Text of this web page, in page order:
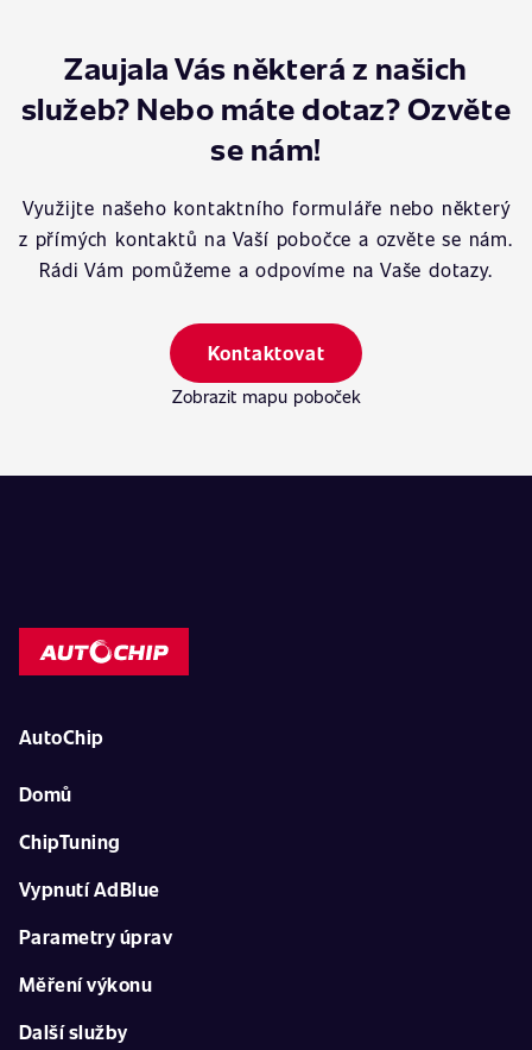
Zaujala Vás některá z našich
služeb? Nebo máte dotaz? Ozvěte
se nám!
Využijte našeho kontaktního formuláře nebo některý
z přímých kontaktů na Vaší pobočce a ozvěte se nám.
Rádi Vám pomůžeme a odpovíme na Vaše dotazy.
Kontaktovat
Zobrazit mapu poboček
AutoChip
Domů
ChipTuning
Vypnutí AdBlue
Parametry úprav
Měření výkonu
Další služby